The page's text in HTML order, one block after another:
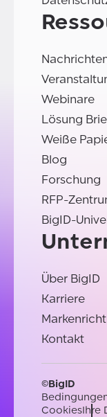
Webinare
Lösung
Weiße
Blog
Forschung
RFP-
BigID-
Über BigID
Karriere
Kontakt
©BigID
CookiesIhre